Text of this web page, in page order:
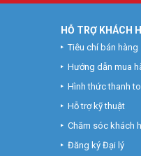
HỖ TRỢ KHÁCH
Tiêu chí bán hàng
Hướng dẫn mua
Hình thức thanh
Hỗ trợ kỹ thuật
Chăm sóc khách
Đăng ký Đại lý